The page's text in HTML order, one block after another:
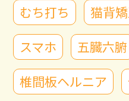
むち打ち
猫背
スマホ
五臓六腑
椎間板ヘルニア